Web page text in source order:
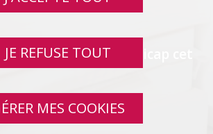
découvrir sur le handicap cet
JE REFUSE TOUT
MES COOKIES